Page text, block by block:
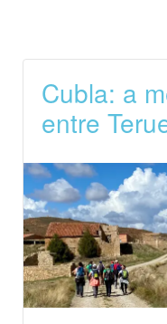
Cubla: a
entre